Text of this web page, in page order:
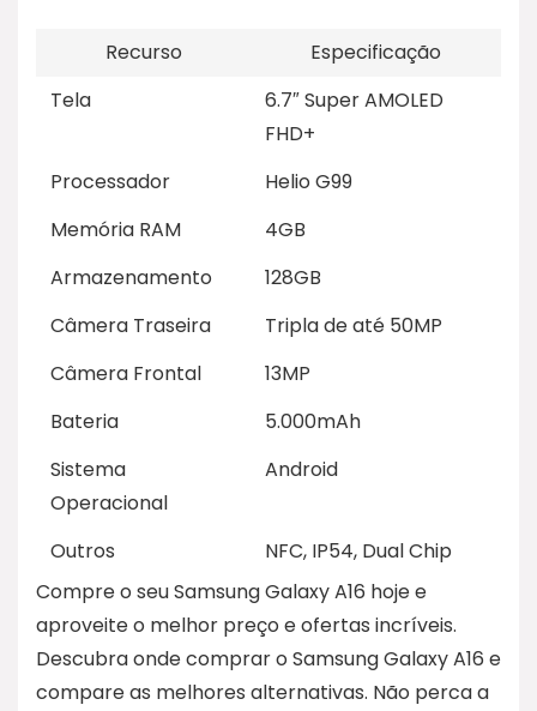
Recurso
Especificação
Tela
6.7″ Super AMOLED
FHD+
Processador
Helio G99
Memória RAM
4GB
Armazenamento
128GB
Câmera Traseira
Tripla de até 50MP
Câmera Frontal
13MP
Bateria
5.000mAh
Sistema
Operacional
Android
Outros
NFC, IP54, Dual Chip
Compre o seu Samsung Galaxy A16 hoje e
aproveite o melhor preço e ofertas incríveis.
Descubra onde comprar o Samsung Galaxy A16 e
compare as melhores alternativas. Não perca a